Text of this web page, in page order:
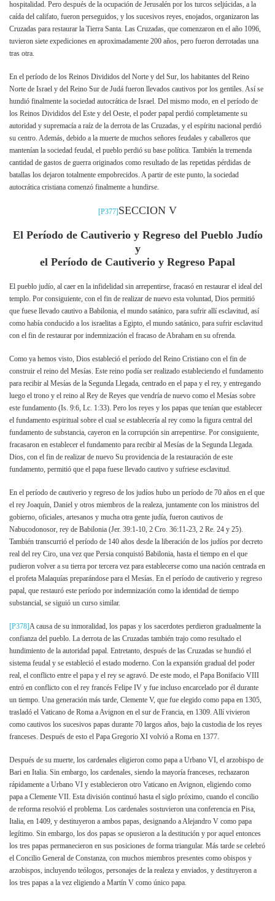
hospitalidad. Pero después de la ocupación de Jerusalén por los turcos seljúcidas, a la
caída del califato, fueron perseguidos, y los sucesivos reyes, enojados, organizaron las
Cruzadas para restaurar la Tierra Santa. Las Cruzadas, que comenzaron en el año 1096,
tuvieron siete expediciones en aproximadamente 200 años, pero fueron derrotadas una
tras otra.
En el período de los Reinos Divididos del Norte y del Sur, los habitantes del Reino
Norte de Israel y del Reino Sur de Judá fueron llevados cautivos por los gentiles. Así se
hundió finalmente la sociedad autocrática de Israel. Del mismo modo, en el período de
los Reinos Divididos del Este y del Oeste, el poder papal perdió completamente su
autoridad y supremacía a raíz de la derrota de las Cruzadas, y el espíritu nacional perdió
su centro. Además, debido a la muerte de muchos señores feudales y caballeros que
mantenían la sociedad feudal, el pueblo perdió su base política. También la tremenda
cantidad de gastos de guerra originados como resultado de las repetidas pérdidas de
batallas los dejaron totalmente empobrecidos. A partir de este punto, la sociedad
autocrática cristiana comenzó finalmente a hundirse.
[P377]SECCION V
El Período de Cautiverio y Regreso del Pueblo Judío
y
el Período de Cautiverio y Regreso Papal
El pueblo judío, al caer en la infidelidad sin arrepentirse, fracasó en restaurar el ideal del
templo. Por consiguiente, con el fin de realizar de nuevo esta voluntad, Dios permitió
que fuese llevado cautivo a Babilonia, el mundo satánico, para sufrir allí esclavitud, así
como había conducido a los israelitas a Egipto, el mundo satánico, para sufrir esclavitud
con el fin de restaurar por indemnización el fracaso de Abraham en su ofrenda.
Como ya hemos visto, Dios estableció el período del Reino Cristiano con el fin de
construir el reino del Mesías. Este reino podía ser realizado estableciendo el fundamento
para recibir al Mesías de la Segunda Llegada, centrado en el papa y el rey, y entregando
luego el trono y el reino al Rey de Reyes que vendría de nuevo como el Mesías sobre
este fundamento (Is. 9:6, Lc. 1:33). Pero los reyes y los papas que tenían que establecer
el fundamento espiritual sobre el cual se establecería al rey como la figura central del
fundamento de substancia, cayeron en la corrupción sin arrepentirse. Por consiguiente,
fracasaron en establecer el fundamento para recibir al Mesías de la Segunda Llegada.
Dios, con el fin de realizar de nuevo Su providencia de la restauración de este
fundamento, permitió que el papa fuese llevado cautivo y sufriese esclavitud.
En el período de cautiverio y regreso de los judíos hubo un período de 70 años en el que
el rey Joaquín, Daniel y otros miembros de la realeza, juntamente con los ministros del
gobierno, oficiales, artesanos y mucha otra gente judía, fueron cautivos de
Nabucodonosor, rey de Babilonia (Jer. 39:1-10, 2 Cro. 36:11-23, 2 Re. 24 y 25).
También transcurrió el período de 140 años desde la liberación de los judíos por decreto
real del rey Ciro, una vez que Persia conquistó Babilonia, hasta el tiempo en el que
pudieron volver a su tierra por tercera vez para establecerse como una nación centrada en
el profeta Malaquías preparándose para el Mesías. En el período de cautiverio y regreso
papal, que restauró este período por indemnización como la identidad de tiempo
substancial, se siguió un curso similar.
[P378]A causa de su inmoralidad, los papas y los sacerdotes perdieron gradualmente la
confianza del pueblo. La derrota de las Cruzadas también trajo como resultado el
hundimiento de la autoridad papal. Entretanto, después de las Cruzadas se hundió el
sistema feudal y se estableció el estado moderno. Con la expansión gradual del poder
real, el conflicto entre el papa y el rey se agravó. De este modo, el Papa Bonifacio VIII
entró en conflicto con el rey francés Felipe IV y fue incluso encarcelado por él durante
un tiempo. Una generación más tarde, Clemente V, que fue elegido como papa en 1305,
trasladó el Vaticano de Roma a Avignon en el sur de Francia, en 1309. Allí vivieron
como cautivos los sucesivos papas durante 70 largos años, bajo la custodia de los reyes
franceses. Después de esto el Papa Gregorio XI volvió a Roma en 1377.
Después de su muerte, los cardenales eligieron como papa a Urbano VI, el arzobispo de
Bari en Italia. Sin embargo, los cardenales, siendo la mayoría franceses, rechazaron
rápidamente a Urbano VI y establecieron otro Vaticano en Avignon, eligiendo como
papa a Clemente VII. Esta división continuó hasta el siglo próximo, cuando el concilio
de reforma resolvió el problema. Los cardenales sostuvieron una conferencia en Pisa,
Italia, en 1409, y destituyeron a ambos papas, designando a Alejandro V como papa
legítimo. Sin embargo, los dos papas se opusieron a la destitución y por aquel entonces
los tres papas permanecieron en sus posiciones de forma triangular. Más tarde se celebró
el Concilio General de Constanza, con muchos miembros presentes como obispos y
arzobispos, incluyendo teólogos, personajes de la realeza y enviados, y destituyeron a
los tres papas a la vez eligiendo a Martín V como único papa.